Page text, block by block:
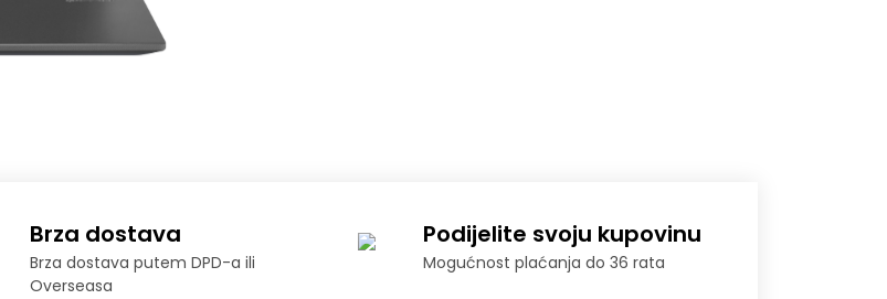
Brza dostava
Brza dostava putem DPD-a ili
Overseasa
Podijelite svoju kupovinu
Mogućnost plaćanja do 36 rata